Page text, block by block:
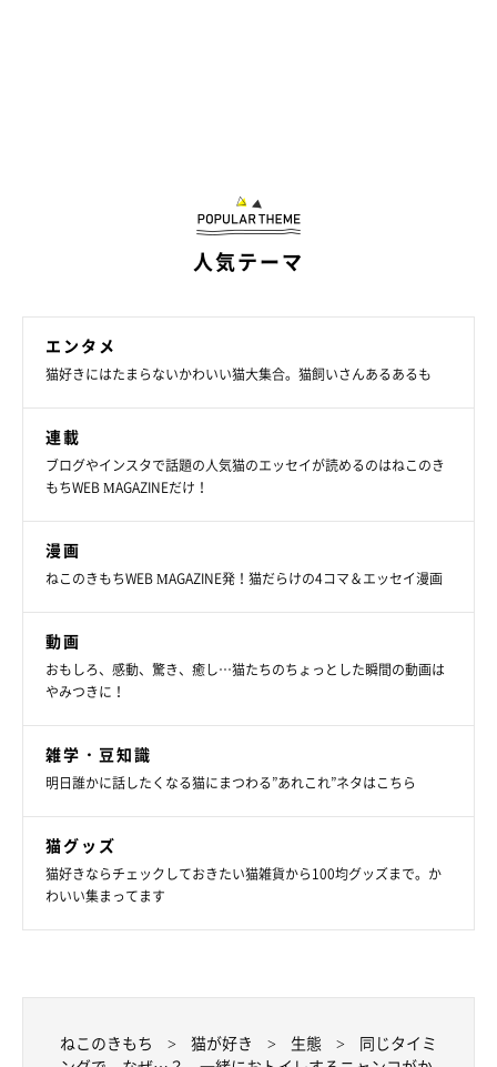
人気テーマ
エンタメ
猫好きにはたまらないかわいい猫大集合。猫飼いさんあるあるも
連載
ブログやインスタで話題の人気猫のエッセイが読めるのはねこのき
もちWEB MAGAZINEだけ！
漫画
ねこのきもちWEB MAGAZINE発！猫だらけの4コマ＆エッセイ漫画
動画
おもしろ、感動、驚き、癒し…猫たちのちょっとした瞬間の動画は
やみつきに！
雑学・豆知識
明日誰かに話したくなる猫にまつわる”あれこれ”ネタはこちら
猫グッズ
猫好きならチェックしておきたい猫雑貨から100均グッズまで。か
わいい集まってます
ねこのきもち 猫が好き 生態
同じタイミ